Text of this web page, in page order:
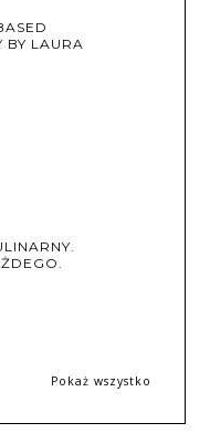
BY LAURA
Pokaż wszystko